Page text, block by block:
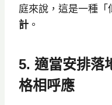
庭來說，這是一種「
計 。
5. 適當安排落
格相呼應